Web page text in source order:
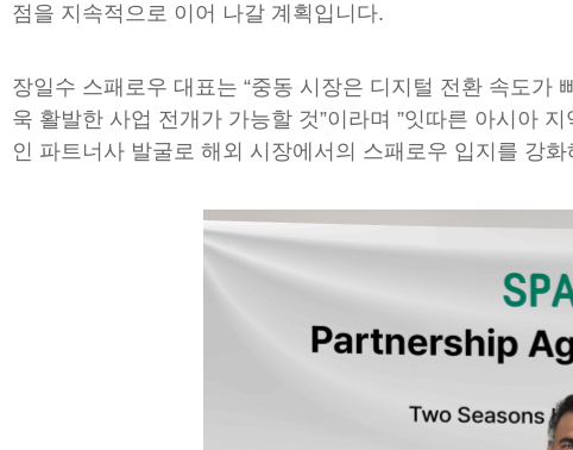
점을 지속적으로 이어 나갈 계획입니다.
장일수 스패로우 대표는 “중동 시장은 디지털 전환 속도가
욱 활발한 사업 전개가 가능할 것”이라며 ”잇따른 아시아
인 파트너사 발굴로 해외 시장에서의 스패로우 입지를 강